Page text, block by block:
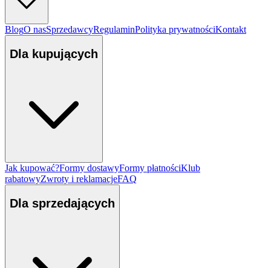
BlogO nasSprzedawcyRegulaminPolityka prywatnościKontakt
Dla kupujących
Jak kupować?Formy dostawyFormy płatnościKlub
rabatowyZwroty i reklamacjeFAQ
Dla sprzedających